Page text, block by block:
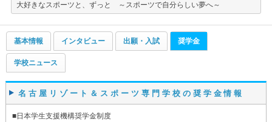
大好きなスポーツと、ずっと ～スポーツで自分らしい夢へ～
基本情報 インタビュー 出願・入試 奨学金
学校ニュース
名古屋リゾート＆スポーツ専門学校の奨学金情報
■日本学生支援機構奨学金制度